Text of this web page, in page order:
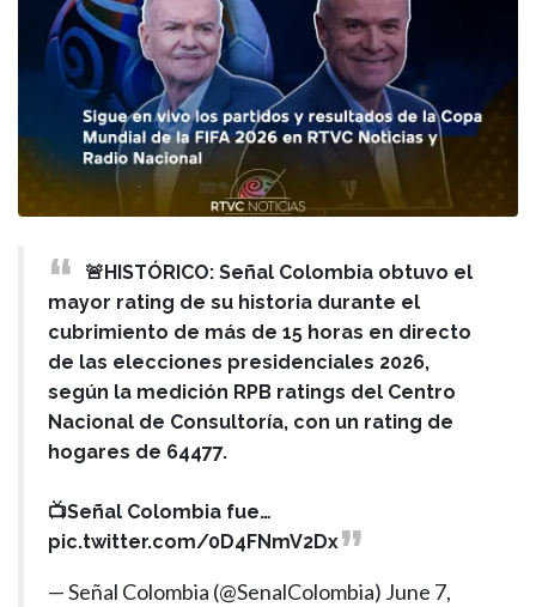
🚨HISTÓRICO: Señal Colombia obtuvo el
mayor rating de su historia durante el
cubrimiento de más de 15 horas en directo
de las elecciones presidenciales 2026,
según la medición RPB ratings del Centro
Nacional de Consultoría, con un rating de
hogares de 64477.
📺Señal Colombia fue…
pic.twitter.com/0D4FNmV2Dx
— Señal Colombia (@SenalColombia) June 7,